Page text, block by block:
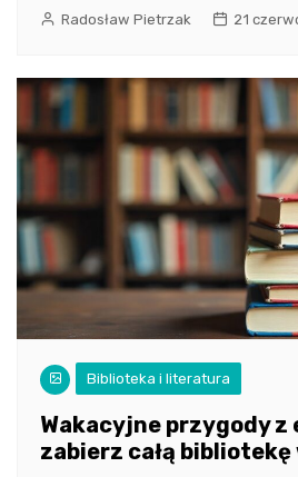
Radosław Pietrzak 21
Biblioteka i literatura
Wakacyjne przygody z
zabierz całą